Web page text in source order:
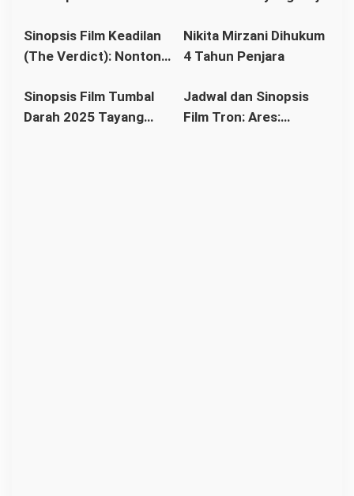
2026, Weekdays Mulai
Rp30 Ribu
hingga Thriller
Sinopsis Film Keadilan
(The Verdict): Nonton
Lawan Sistem Hukum
Korup
Nikita Mirzani Dihukum
4 Tahun Penjara
Sinopsis Film Tumbal
Darah 2025 Tayang
Jadwal dan Sinopsis
Film Tron: Ares: